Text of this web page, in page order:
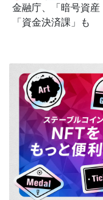
金融庁、「暗号資
「資金決済課」も